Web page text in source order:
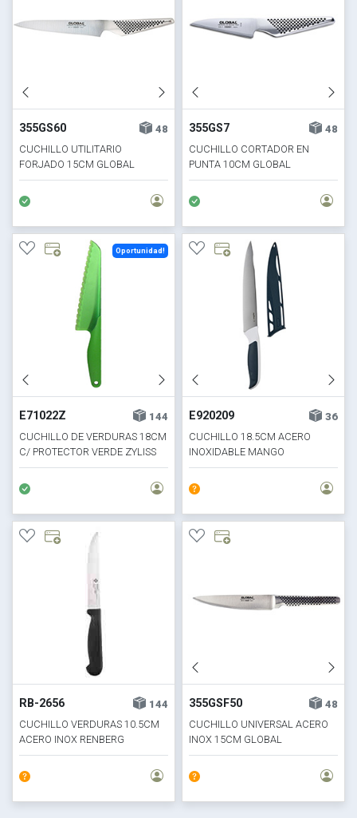
355GS60
48
CUCHILLO UTILITARIO
FORJADO 15CM GLOBAL
355GS7
48
CUCHILLO CORTADOR EN
PUNTA 10CM GLOBAL
E71022Z
144
CUCHILLO DE VERDURAS 18CM
C/ PROTECTOR VERDE ZYLISS
Oportunidad!
E920209
36
CUCHILLO 18.5CM ACERO
INOXIDABLE MANGO
ERGONOMICO ZYLIS
RB-2656
144
CUCHILLO VERDURAS 10.5CM
ACERO INOX RENBERG
355GSF50
48
CUCHILLO UNIVERSAL ACERO
INOX 15CM GLOBAL